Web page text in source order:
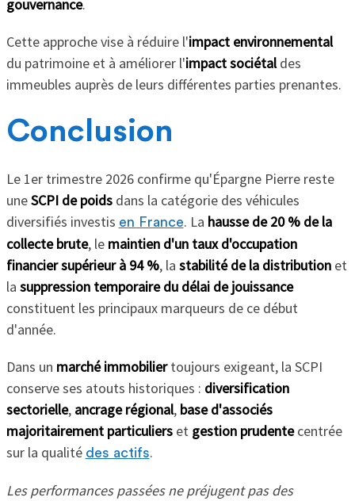
gouvernance.
Cette approche vise à réduire l'impact environnemental
du patrimoine et à améliorer l'impact sociétaldes
immeubles auprès de leurs différentes parties prenantes.
Conclusion
Le 1er trimestre 2026 confirme qu'Épargne Pierre reste
uneSCPI de poidsdans la catégorie des véhicules
diversifiés investis en France. La hausse de 20 % de la
collecte brute, le maintien d'un taux d'occupation
financier supérieur à 94 %, la stabilité de la distributionet
la suppression temporaire du délai de jouissance
constituent les principaux marqueurs de ce début
d'année.
Dans un marché immobiliertoujours exigeant, la SCPI
conserve ses atouts historiques : diversification
sectorielle, ancrage régional, base d'associés
majoritairement particulierset gestion prudentecentrée
sur la qualité des actifs.
Les performances passées ne préjugent pas des